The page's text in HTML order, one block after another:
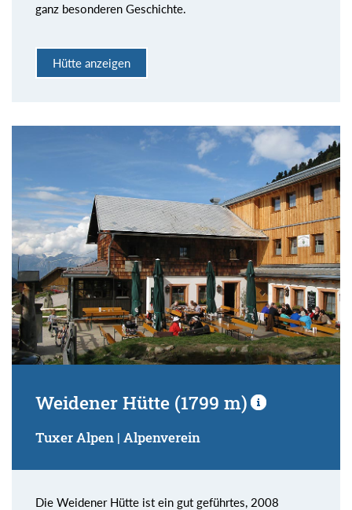
ganz besonderen Geschichte.
Hütte anzeigen
Weidener Hütte (1799 m)
Tuxer Alpen | Alpenverein
Die Weidener Hütte ist ein gut geführtes, 2008